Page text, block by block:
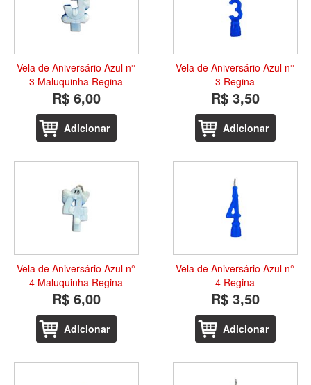
Vela de Aniversário Azul n°
3 Maluquinha Regina
R$ 6,00
Adicionar
Vela de Aniversário Azul n°
3 Regina
R$ 3,50
Adicionar
Vela de Aniversário Azul n°
4 Maluquinha Regina
R$ 6,00
Adicionar
Vela de Aniversário Azul n°
4 Regina
R$ 3,50
Adicionar